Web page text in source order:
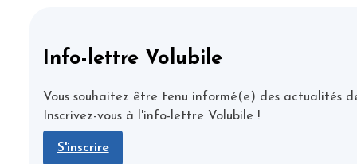
Info-lettre Volubile
Vous souhaitez être tenu informé(e) des actualités
Inscrivez-vous à l'info-lettre Volubile !
S'inscrire